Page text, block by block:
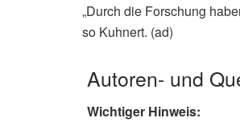
„Durch die Forschung
so Kuhnert. (ad)
Autoren- und
Wichtiger Hinweis: